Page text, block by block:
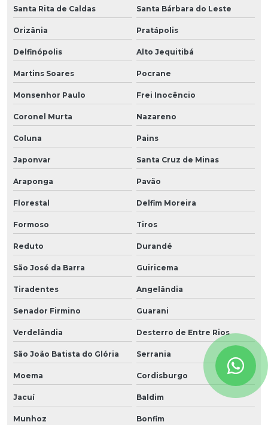
Santa Rita de Caldas Santa Bárbara do Leste
Orizânia Pratápolis
Delfinópolis Alto Jequitibá
Martins Soares Pocrane
Monsenhor Paulo Frei Inocêncio
Coronel Murta Nazareno
Coluna Pains
Japonvar Santa Cruz de Minas
Araponga Pavão
Florestal Delfim Moreira
Formoso Tiros
Reduto Durandé
São José da Barra Guiricema
Tiradentes Angelândia
Senador Firmino Guarani
Verdelândia Desterro de Entre Rios
São João Batista do Glória Serrania
Moema Cordisburgo
Jacuí Baldim
Munhoz Bonfim